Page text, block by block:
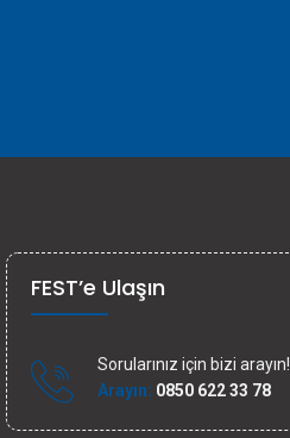
FEST’e Ulaşın
Sorularınız için bizi arayın!
Arayın: 0850 622 33 78